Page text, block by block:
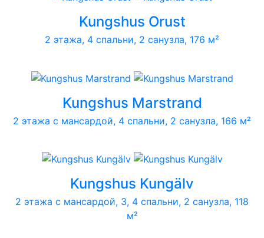
Kungshus Orust
2 этажа, 4 спальни, 2 санузла, 176 м²
Kungshus Marstrand
2 этажа с мансардой, 4 спальни, 2 санузла, 166 м²
Kungshus Kungälv
2 этажа с мансардой, 3, 4 спальни, 2 санузла, 118
м²